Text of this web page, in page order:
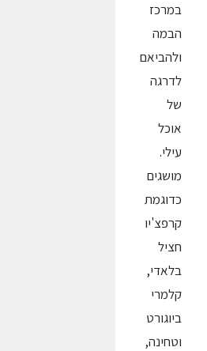
במרכז
הבמה
ולהביאם
לדרגה
של
אוכל
עילי.
מושגים
כדוגמת
קרפצ'יו
חציל
בלאדי,
קלמרי
ביוגורט
וטחינה,